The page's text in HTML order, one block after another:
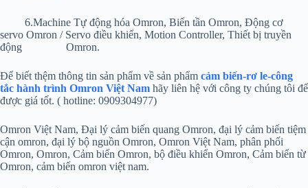
6.Machine Tự động hóa Omron, Biến tần Omron, Động cơ
servo Omron / Servo điều khiển, Motion Controller, Thiết bị truyền
động Omron.
Để biết thệm thông tin sản phẩm về sản phẩm cảm biến-rơ le-công
tắc hành trình Omron Việt Nam hãy liên hệ với công ty chúng tôi để
được giá tốt. ( hotline: 0909304977)
Omron Việt Nam, Đại lý cảm biến quang Omron, đại lý cảm biến tiệm
cận omron, đại lý bộ nguồn Omron, Omron Việt Nam, phân phối
Omron, Omron, Cảm biến Omron, bộ điều khiển Omron, Cảm biến từ
Omron, cảm biến omron việt nam.